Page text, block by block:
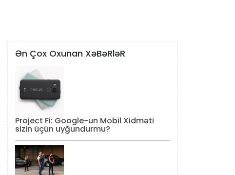
Ən Çox Oxunan XəBəRləR
Project Fi: Google-un Mobil Xidməti
sizin üçün uyğundurmu?